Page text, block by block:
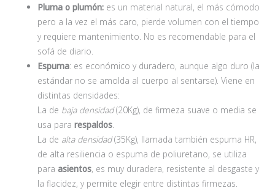
Pluma o plumón: es un material natural, el más cómodo
pero a la vez el más caro, pierde volumen con el tiempo
y requiere mantenimiento. No es recomendable para el
sofá de diario.
Espuma: es económico y duradero, aunque algo duro (la
estándar no se amolda al cuerpo al sentarse). Viene en
distintas densidades:
La de baja densidad(20Kg), de firmeza suave o media se
usa pararespaldos
La de alta densidad(35Kg), llamada también espuma HR,
de alta resiliencia o espuma de poliuretano, se utiliza
paraasientos, es muy duradera, resistente al desgaste y
la flacidez, y permite elegir entre distintas firmezas.